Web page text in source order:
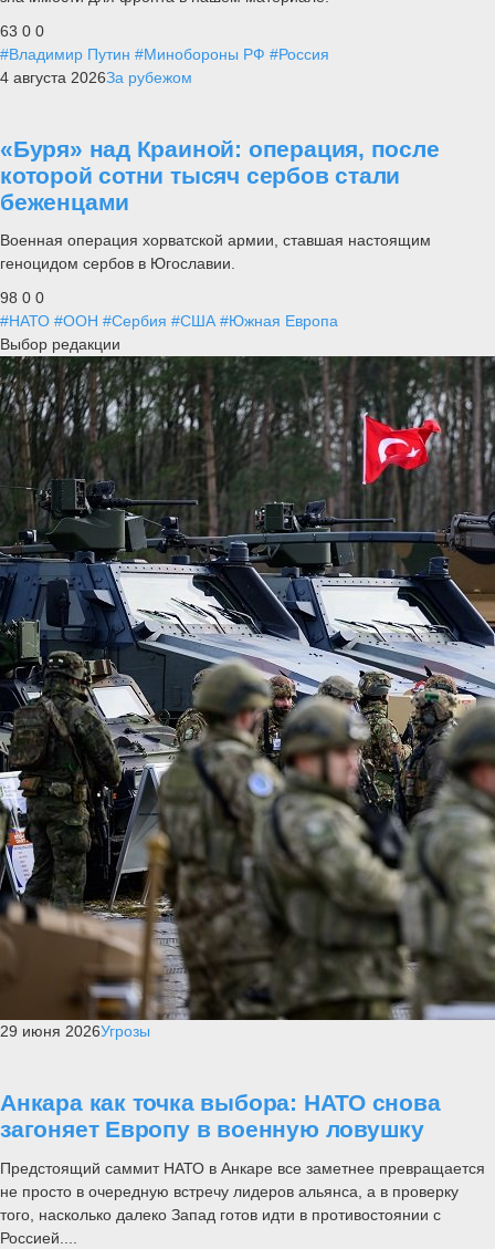
63 0 0
#Владимир Путин #Минобороны РФ #Россия
4 августа 2026За рубежом
«Буря» над Краиной: операция, после
которой сотни тысяч сербов стали
беженцами
Военная операция хорватской армии, ставшая настоящим
геноцидом сербов в Югославии.
98 0 0
#НАТО #ООН #Сербия #США #Южная Европа
Выбор редакции
29 июня 2026Угрозы
Анкара как точка выбора: НАТО снова
загоняет Европу в военную ловушку
Предстоящий саммит НАТО в Анкаре все заметнее превращается
не просто в очередную встречу лидеров альянса, а в проверку
того, насколько далеко Запад готов идти в противостоянии с
Россией....